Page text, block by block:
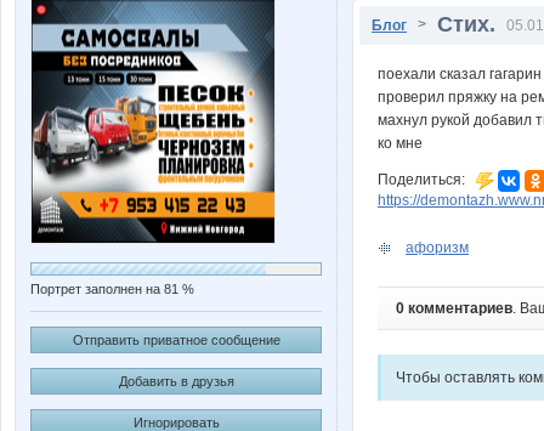
Портрет заполнен на 81 %
Отправить приватное сообщение
Добавить в друзья
Игнорировать
Блог > Стих.
поехали сказал гагарин
проверил пряжку на
махнул рукой добавил
ко мне
Поделиться:
https://
афоризм
0 комментариев.
Чтобы оставлять